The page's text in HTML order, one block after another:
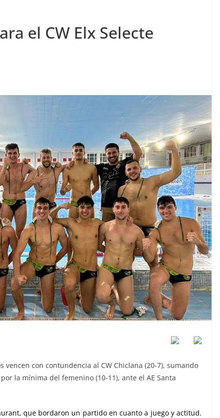
el CW Elx Selecte
vencen con contundencia al CW Chiclana (20-7), sumando
la mínima del femenino (10-11), ante el AE Santa
que bordaron un partido en cuanto a juego y actitud.